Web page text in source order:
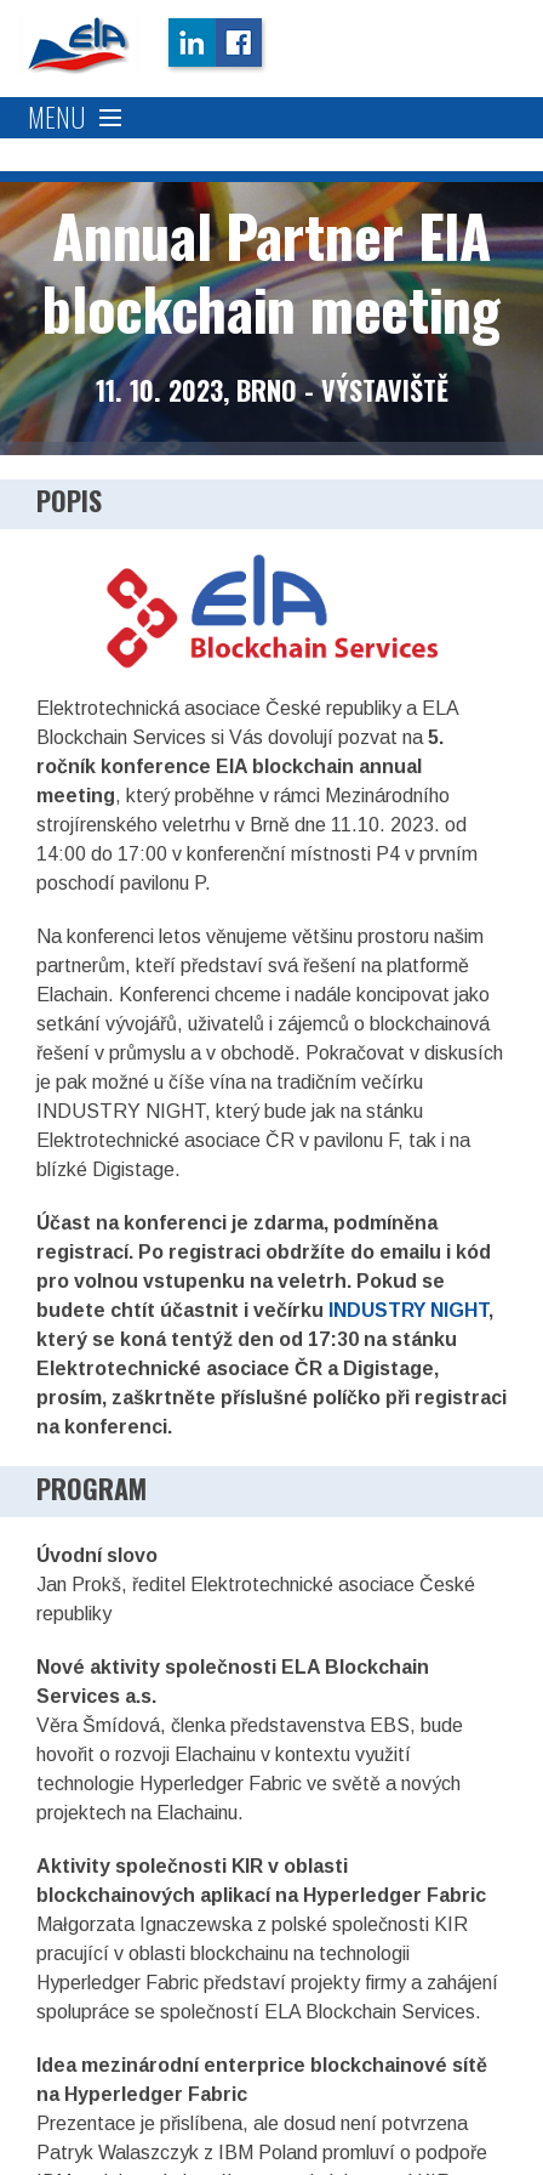
MENU
Popis
Program
Kdy a kde
Kontakt
Partneři
Annual Partner ElA
blockchain meeting
11. 10. 2023, BRNO - VÝSTAVIŠTĚ
POPIS
Elektrotechnická asociace České republiky a ELA
Blockchain Services si Vás dovolují pozvat na 5.
ročník konference ElA blockchain annual
meeting, který proběhne v rámci Mezinárodního
strojírenského veletrhu v Brně dne 11.10. 2023. od
14:00 do 17:00 v konferenční místnosti P4 v prvním
poschodí pavilonu P.
Na konferenci letos věnujeme většinu prostoru našim
partnerům, kteří představí svá řešení na platformě
Elachain. Konferenci chceme i nadále koncipovat jako
setkání vývojářů, uživatelů i zájemců o blockchainová
řešení v průmyslu a v obchodě. Pokračovat v diskusích
je pak možné u číše vína na tradičním večírku
INDUSTRY NIGHT, který bude jak na stánku
Elektrotechnické asociace ČR v pavilonu F, tak i na
blízké Digistage.
Účast na konferenci je zdarma, podmíněna
registrací. Po registraci obdržíte do emailu i kód
pro volnou vstupenku na veletrh. Pokud se
budete chtít účastnit i večírku
INDUSTRY NIGHT,
který se koná tentýž den od 17:30 na stánku
Elektrotechnické asociace ČR a Digistage,
prosím, zaškrtněte příslušné políčko při registraci
na konferenci.
PROGRAM
Úvodní slovo
Jan Prokš, ředitel Elektrotechnické asociace České
republiky
Nové aktivity společnosti ELA Blockchain
Services a.s.
Věra Šmídová, členka představenstva EBS, bude
hovořit o rozvoji Elachainu v kontextu využití
technologie Hyperledger Fabric ve světě a nových
projektech na Elachainu.
Aktivity společnosti KIR v oblasti
blockchainových aplikací na Hyperledger Fabric
Małgorzata Ignaczewska z polské společnosti KIR
pracující v oblasti blockchainu na technologii
Hyperledger Fabric představí projekty firmy a zahájení
spolupráce se společností ELA Blockchain Services.
Idea mezinárodní enterprice blockchainové sítě
na Hyperledger Fabric
Prezentace je přislíbena, ale dosud není potvrzena
Patryk Walaszczyk z IBM Poland promluví o podpoře